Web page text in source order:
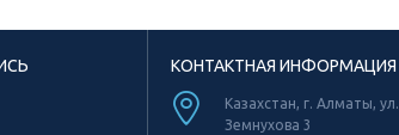
КОНТАКТНАЯ ИНФОРМАЦИЯ
Казахстан, г. Алматы, ул.
Земнухова 3